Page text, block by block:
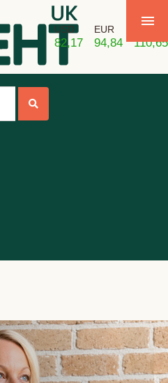
USD
82,17
EUR
94,84 110,65